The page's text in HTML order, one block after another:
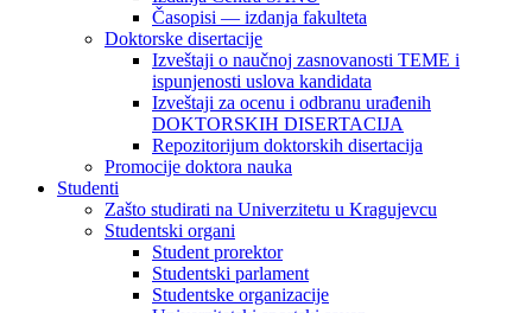
Časopisi — izdanja fakulteta
Doktorske disertacije
Izveštaji o naučnoj zasnovanosti TEME i
ispunjenosti uslova kandidata
Izveštaji za ocenu i odbranu urađenih
DOKTORSKIH DISERTACIJA
Repozitorijum doktorskih disertacija
Promocije doktora nauka
Studenti
Zašto studirati na Univerzitetu u Kragujevcu
Studentski organi
Student prorektor
Studentski parlament
Studentske organizacije